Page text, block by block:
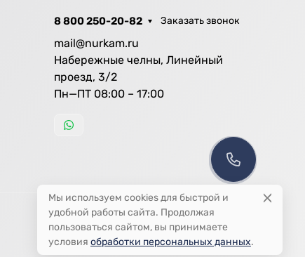
8 800 250-20-82 Заказать звонок
mail@nurkam.ru
Набережные челны, Линейный
проезд, 3/2
Пн—ПТ 08:00 – 17:00
Мы используем cookies для быстрой и
удобной работы сайта. Продолжая
пользоваться сайтом, вы принимаете
условия обработки персональных данных.